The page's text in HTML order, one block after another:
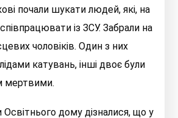
почали шукати людей, які, на
із ЗСУ. Забрали на
чоловіків. Один з них
катувань, інші двоє були
мертвими.
дому дізналися, що у